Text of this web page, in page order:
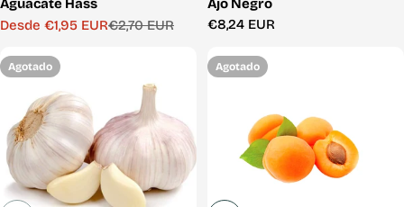
Aguacate Hass
Precio
venta
Desde €1,95 EUR
Precio
€2,70 EUR
Ajo Negro
Precio
€8,24 EUR
Agotado Agotado